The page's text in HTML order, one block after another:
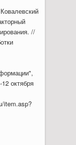
//
октября
item.asp?